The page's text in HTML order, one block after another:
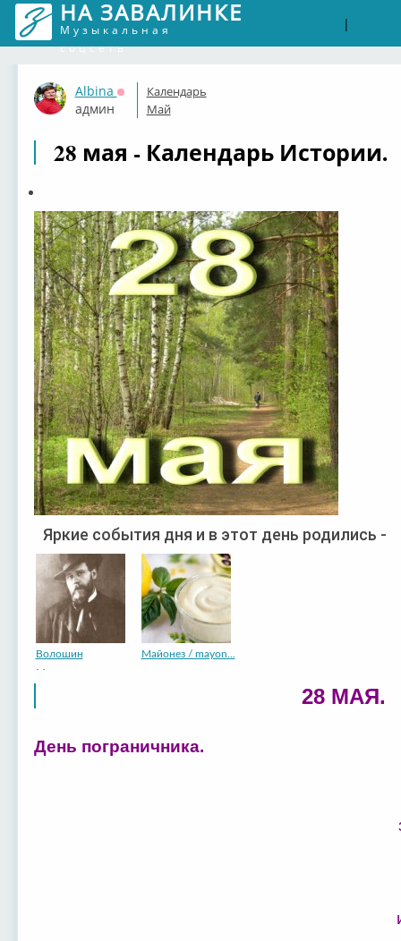
НА ЗАВАЛИНКЕ
Музыкальная
соцсеть
|
Albina
Оффлайн
админ
Календарь
Май
28 мая - Календарь Истории.
Яркие события дня и в этот день родились -
Волошин
Максими...
Майонез / mayon...
28 МАЯ.
День пограничника.